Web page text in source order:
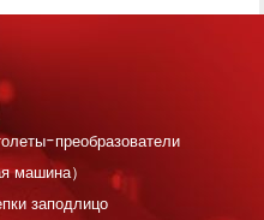
преобразователи
машина）
заподлицо